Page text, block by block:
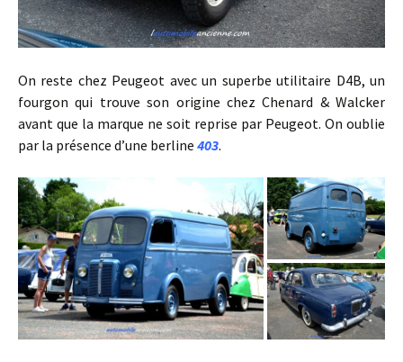
On reste chez Peugeot avec un superbe utilitaire D4B, un
fourgon qui trouve son origine chez Chenard & Walcker
avant que la marque ne soit reprise par Peugeot. On oublie
par la présence d’une berline 403.